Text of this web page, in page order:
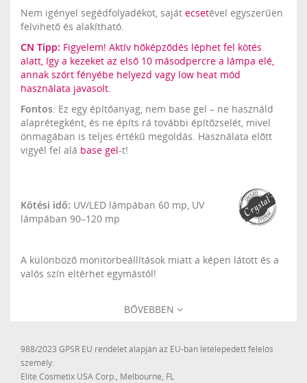
Nem igényel segédfolyadékot, saját ecsetével egyszerűen
felvihető és alakítható.
CN Tipp: Figyelem! Aktív hőképződés léphet fel kötés
alatt, így a kezeket az első 10 másodpercre a lámpa elé,
annak szórt fényébe helyezd vagy low heat mód
használata javasolt.
Fontos: Ez egy építőanyag, nem base gel – ne használd
alaprétegként, és ne építs rá további építőzselét, mivel
önmagában is teljes értékű megoldás. Használata előtt
vigyél fel alá base gel-t!
Kötési idő: UV/LED lámpában 60 mp, UV
lámpában 90–120 mp
A különböző monitorbeállítások miatt a képen látott és a
valós szín eltérhet egymástól!
BŐVEBBEN
988/2023 GPSR EU rendelet alapján az EU-ban letelepedett felelős
személy:
Elite Cosmetix USA Corp., Melbourne, FL